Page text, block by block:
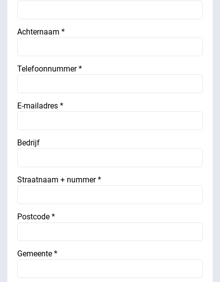
Achternaam *
Telefoonnummer *
E-mailadres *
Bedrijf
Straatnaam + nummer *
Postcode *
Gemeente *